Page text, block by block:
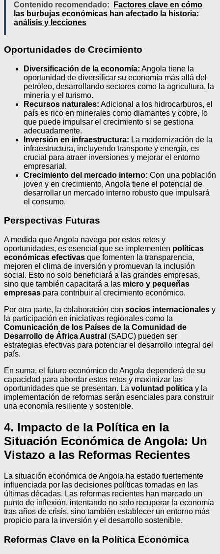
Contenido recomendado:
Factores clave en cómo
las burbujas económicas han afectado la historia:
análisis y lecciones
Oportunidades de Crecimiento
Diversificación de la economía: Angola tiene la
oportunidad de diversificar su economía más allá del
petróleo, desarrollando sectores como la agricultura, la
minería y el turismo.
Recursos naturales: Adicional a los hidrocarburos, el
país es rico en minerales como diamantes y cobre, lo
que puede impulsar el crecimiento si se gestiona
adecuadamente.
Inversión en infraestructura: La modernización de la
infraestructura, incluyendo transporte y energía, es
crucial para atraer inversiones y mejorar el entorno
empresarial.
Crecimiento del mercado interno: Con una población
joven y en crecimiento, Angola tiene el potencial de
desarrollar un mercado interno robusto que impulsará
el consumo.
Perspectivas Futuras
A medida que Angola navega por estos retos y
oportunidades, es esencial que se implementen políticas
económicas efectivas que fomenten la transparencia,
mejoren el clima de inversión y promuevan la inclusión
social. Esto no solo beneficiará a las grandes empresas,
sino que también capacitará a las micro y pequeñas
empresas para contribuir al crecimiento económico.
Por otra parte, la colaboración con socios internacionales y
la participación en iniciativas regionales como la
Comunicación de los Países de la Comunidad de
Desarrollo de África Austral (SADC) pueden ser
estrategias efectivas para potenciar el desarrollo integral del
país.
En suma, el futuro económico de Angola dependerá de su
capacidad para abordar estos retos y maximizar las
oportunidades que se presentan. La voluntad política y la
implementación de reformas serán esenciales para construir
una economía resiliente y sostenible.
4. Impacto de la Política en la
Situación Económica de Angola: Un
Vistazo a las Reformas Recientes
La situación económica de Angola ha estado fuertemente
influenciada por las decisiones políticas tomadas en las
últimas décadas. Las reformas recientes han marcado un
punto de inflexión, intentando no solo recuperar la economía
tras años de crisis, sino también establecer un entorno más
propicio para la inversión y el desarrollo sostenible.
Reformas Clave en la Política Económica